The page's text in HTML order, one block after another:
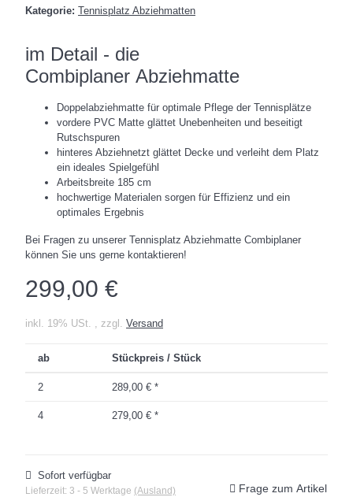
Kategorie: Tennisplatz Abziehmatten
im Detail - die
Combiplaner Abziehmatte
Doppelabziehmatte für optimale Pflege der Tennisplätze
vordere PVC Matte glättet Unebenheiten und beseitigt
Rutschspuren
hinteres Abziehnetzt glättet Decke und verleiht dem Platz
ein ideales Spielgefühl
Arbeitsbreite 185 cm
hochwertige Materialen sorgen für Effizienz und ein
optimales Ergebnis
Bei Fragen zu unserer Tennisplatz Abziehmatte Combiplaner
können Sie uns gerne kontaktieren!
299,00 €
inkl. 19% USt. , zzgl. Versand
ab Stückpreis / Stück
2 289,00 € *
4 279,00 € *
Sofort verfügbar
Lieferzeit: 3 - 5 Werktage (Ausland) Frage zum Artikel